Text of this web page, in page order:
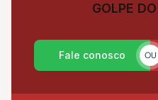
GOLPE
Fale conosco OU